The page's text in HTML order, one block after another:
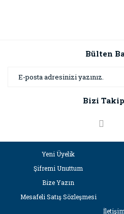
Bülten
Bizi
Yeni Üyelik
Şifremi Unuttum
Bize Yazın
Mesafeli Satış Sözleşmesi
İletişim